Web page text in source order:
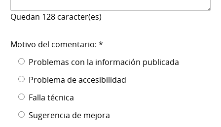
Quedan 128 caracter(es)
Motivo del comentario: *
Problemas con la información publicada
Problema de accesibilidad
Falla técnica
Sugerencia de mejora